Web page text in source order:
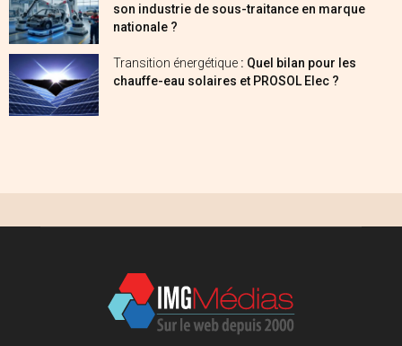
son industrie de sous-traitance en marque
nationale ?
Transition énergétique : Quel bilan pour les
chauffe-eau solaires et PROSOL Elec ?